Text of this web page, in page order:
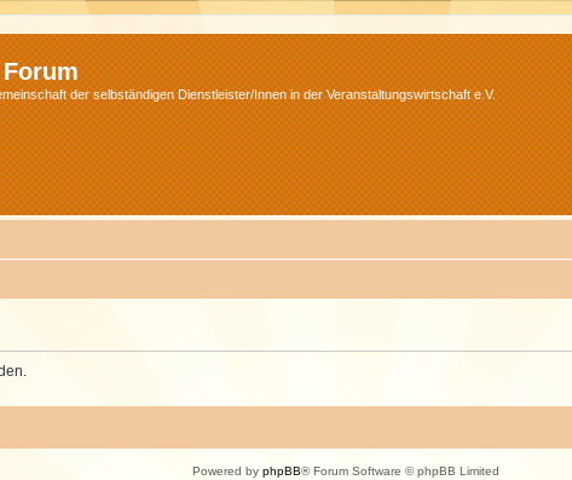
Forum
der selbständigen Dienstleister/Innen in der Veranstaltungswirtschaft e.V.
Powered by phpBB® Forum Software © phpBB Limited